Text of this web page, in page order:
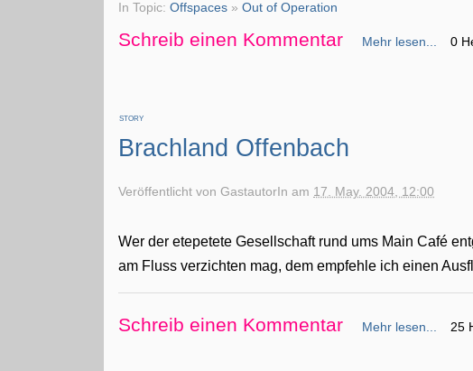
In Topic:Offspaces »Out of Operation
Schreib einen Kommentar Mehr lesen... 0
STORY
Brachland Offenbach
Veröffentlicht vonGastautorIn am 17. May. 2004, 12:00
Wer der etepetete Gesellschaft rund ums Main Café
am Fluss verzichten mag, dem empfehle ich einen
Schreib einen Kommentar Mehr lesen... 25